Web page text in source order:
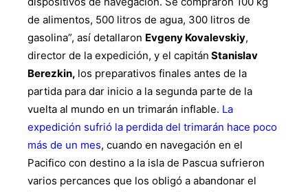
de alimentos, 500 litros de agua, 300 litros de
gasolina”, así detallaron Evgeny Kovalevskiy,
director de la expedición, y el capitán Stanislav
Berezkin, los preparativos finales antes de la
partida para dar inicio a la segunda parte de la
vuelta al mundo en un trimarán inflable. La
expedición sufrió la perdida del trimarán hace poco
más de un mes, cuando en navegación en el
Pacifico con destino a la isla de Pascua sufrieron
varios percances que los obligó a abandonar el